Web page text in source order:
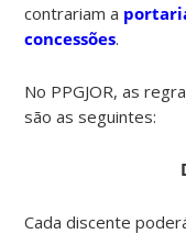
contrariam a
concessões.
No PPGJOR, as
são as seguintes:
Cada discente